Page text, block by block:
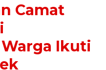
Camat
Ikuti